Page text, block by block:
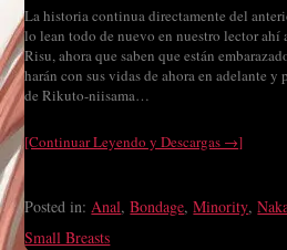
La historia continua directamente del
lo lean todo de nuevo en nuestro lector ahí
Risu, ahora que saben que están
harán con sus vidas de ahora en adelante
de Rikuto-niisama…
[Continuar Leyendo y Descargas →]
Posted in:Anal,Bondage,Minority,
Small Breasts